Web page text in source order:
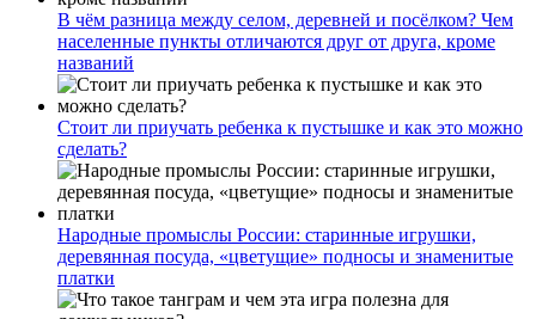
В чём разница между селом, деревней и посёлком? Чем
населенные пункты отличаются друг от друга, кроме
названий
Стоит ли приучать ребенка к пустышке и как это можно
сделать?
Народные промыслы России: старинные игрушки,
деревянная посуда, «цветущие» подносы и знаменитые
платки